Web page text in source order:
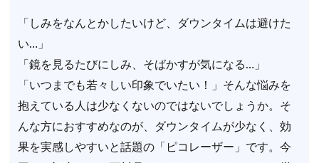
「しみをなんとかしたいけど、ダウンタイムは避けた
い…」
「鏡を見るたびにしみ、そばかすが気になる…」
「いつまでも若々しい印象でいたい！」そんな悩みを
抱えている人は少なくないのではないでしょうか。そ
んな方におすすめなのが、ダウンタイムが少なく、効
果を実感しやすいと話題の「ピコレーザー」です。今